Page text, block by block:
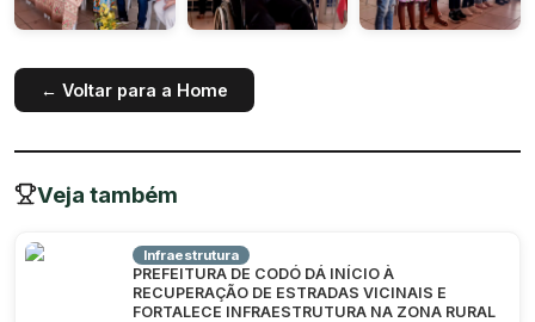
← Voltar para a Home
Veja também
Infraestrutura
PREFEITURA DE CODÓ DÁ INÍCIO À
RECUPERAÇÃO DE ESTRADAS VICINAIS E
FORTALECE INFRAESTRUTURA NA ZONA RURAL